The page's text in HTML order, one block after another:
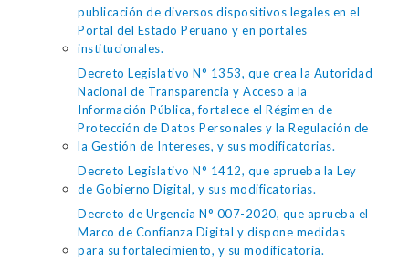
publicación de diversos dispositivos legales en el
Portal del Estado Peruano y en portales
institucionales.
Decreto Legislativo N° 1353, que crea la Autoridad
Nacional de Transparencia y Acceso a la
Información Pública, fortalece el Régimen de
Protección de Datos Personales y la Regulación de
la Gestión de Intereses, y sus modificatorias.
Decreto Legislativo N° 1412, que aprueba la Ley
de Gobierno Digital, y sus modificatorias.
Decreto de Urgencia N° 007-2020, que aprueba el
Marco de Confianza Digital y dispone medidas
para su fortalecimiento, y su modificatoria.